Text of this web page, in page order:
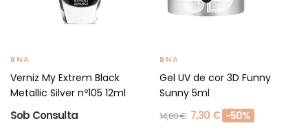
BNA
Verniz My Extrem Black
Metallic Silver nº105 12ml
Sob Consulta
BNA
Gel UV de cor 3D Funny
Sunny 5ml
14,60 € 7,30 € -50%